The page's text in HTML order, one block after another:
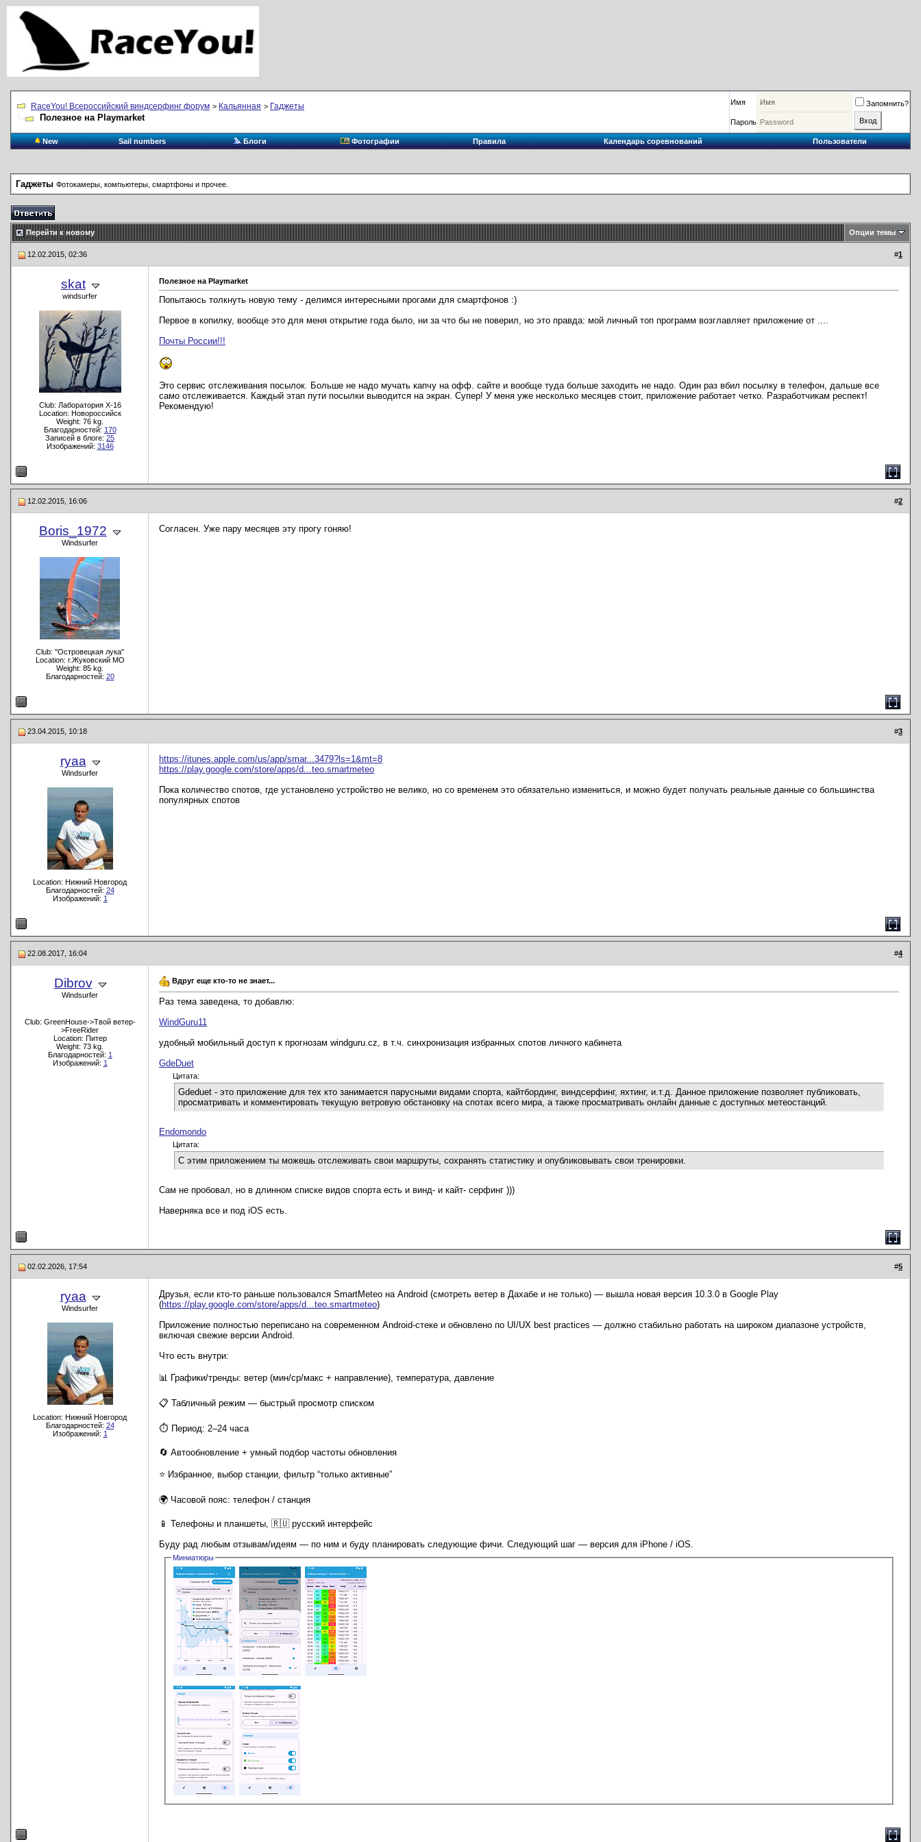
RaceYou! Всероссийский виндсерфинг форум > Кальянная > Гаджеты
Полезное на Playmarket
Имя Запомнить?
Пароль
New Sail numbers Блоги Фотографии Правила Календарь соревнований Пользователи
Гаджеты Фотокамеры, компьютеры, смартфоны и прочее.
Перейти к новому Опции темы
12.02.2015, 02:36 #1
skat
windsurfer
Club: Лаборатория X-16
Location: Новороссийск
Weight: 76 kg.
Благодарностей: 170
Записей в блоге: 25
Изображений: 3146
Полезное на Playmarket
Попытаюсь толкнуть новую тему - делимся интересными прогами для смартфонов :)
Первое в копилку, вообще это для меня открытие года было, ни за что бы не поверил, но это правда: мой личный топ программ возглавляет приложение от ....
Почты России!!!
Это сервис отслеживания посылок. Больше не надо мучать капчу на офф. сайте и вообще туда больше заходить не надо. Один раз вбил посылку в телефон, дальше все
само отслеживается. Каждый этап пути посылки выводится на экран. Супер! У меня уже несколько месяцев стоит, приложение работает четко. Разработчикам респект!
Рекомендую!
12.02.2015, 16:06 #2
Boris_1972
Windsurfer
Club: "Островецкая лука"
Location: г.Жуковский МО
Weight: 85 kg.
Благодарностей: 20
Согласен. Уже пару месяцев эту прогу гоняю!
23.04.2015, 10:18 #3
ryaa
Windsurfer
Location: Нижний Новгород
Благодарностей: 24
Изображений: 1
https://itunes.apple.com/us/app/smar...3479?ls=1&mt=8
https://play.google.com/store/apps/d...teo.smartmeteo
Пока количество спотов, где установлено устройство не велико, но со временем это обязательно измениться, и можно будет получать реальные данные со большинства
популярных спотов
22.08.2017, 16:04 #4
Dibrov
Windsurfer
Club: GreenHouse->Твой ветер-
>FreeRider
Location: Питер
Weight: 73 kg.
Благодарностей: 1
Изображений: 1
Вдруг еще кто-то не знает...
Раз тема заведена, то добавлю:
WindGuru11
удобный мобильный доступ к прогнозам windguru.cz, в т.ч. синхронизация избранных спотов личного кабинета
GdeDuet
Цитата:
Gdeduet - это приложение для тех кто занимается парусными видами спорта, кайтбординг, виндсерфинг, яхтинг, и.т.д. Данное приложение позволяет публиковать,
просматривать и комментировать текущую ветровую обстановку на спотах всего мира, а также просматривать онлайн данные с доступных метеостанций.
Endomondo
Цитата:
С этим приложением ты можешь отслеживать свои маршруты, сохранять статистику и опубликовывать свои тренировки.
Сам не пробовал, но в длинном списке видов спорта есть и винд- и кайт- серфинг )))
Наверняка все и под iOS есть.
02.02.2026, 17:54 #5
ryaa
Windsurfer
Location: Нижний Новгород
Благодарностей: 24
Изображений: 1
Друзья, если кто-то раньше пользовался SmartMeteo на Android (смотреть ветер в Дахабе и не только) — вышла новая версия 10.3.0 в Google Play
(https://play.google.com/store/apps/d...teo.smartmeteo)
Приложение полностью переписано на современном Android-стеке и обновлено по UI/UX best practices — должно стабильно работать на широком диапазоне устройств,
включая свежие версии Android.
Что есть внутри:
📊 Графики/тренды: ветер (мин/ср/макс + направление), температура, давление
📋 Табличный режим — быстрый просмотр списком
⏱️ Период: 2–24 часа
🔄 Автообновление + умный подбор частоты обновления
⭐ Избранное, выбор станции, фильтр “только активные”
🌍 Часовой пояс: телефон / станция
📱 Телефоны и планшеты, 🇷🇺 русский интерфейс
Буду рад любым отзывам/идеям — по ним и буду планировать следующие фичи. Следующий шаг — версия для iPhone / iOS.
Миниатюры